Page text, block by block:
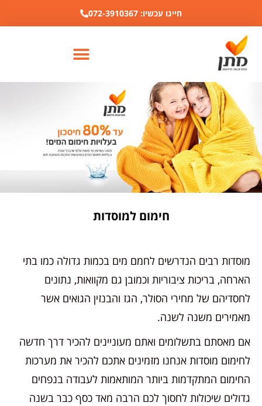
חייגו עכשיו: 072-3910367
חימום למוסדות
מוסדות רבים הנדרשים לחמם מים בכמות גדולה כמו בתי
הארחה, בריכות ציבוריות וכמובן גם מקוואות, נתונים
לחסדיהם של מחירי הסולר, הגז והבנזין הגואים אשר
מאמירים משנה לשנה.
אם מאסתם בתשלומים ואתם מעוניינים להכיר דרך חדשה
לחימום מוסדות אנחנו מזמינים אתכם להכיר את מערכות
החימום המתקדמות ביותר המותאמות לעבודה בנפחים
גדולים שיכולות לחסוך לכם הרבה מאד כסף כבר בשנה